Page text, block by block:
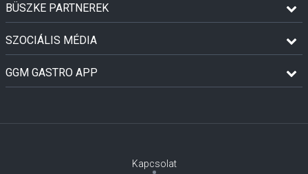
BÜSZKE PARTNEREK
SZOCIÁLIS MÉDIA
GGM GASTRO APP
Kapcsolat